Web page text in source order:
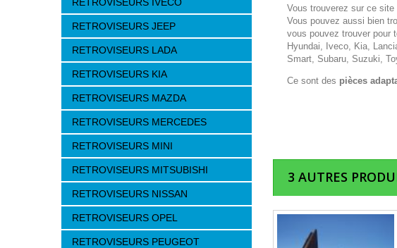
RETROVISEURS JEEP
RETROVISEURS LADA
RETROVISEURS KIA
RETROVISEURS MAZDA
RETROVISEURS MERCEDES
RETROVISEURS MINI
RETROVISEURS MITSUBISHI
RETROVISEURS NISSAN
RETROVISEURS OPEL
RETROVISEURS PEUGEOT
Vous trouverez sur ce
Vous pouvez aussi bien
vous pouvez trouver pour
Hyundai, Iveco, Kia,
Smart, Subaru, Suzuki,
Ce sont des pièces
3 AUTRES